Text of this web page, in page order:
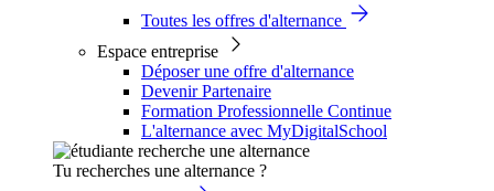
Toutes les offres d'alternance
Espace entreprise
Déposer une offre d'alternance
Devenir Partenaire
Formation Professionnelle Continue
L'alternance avec MyDigitalSchool
Tu recherches une alternance ?